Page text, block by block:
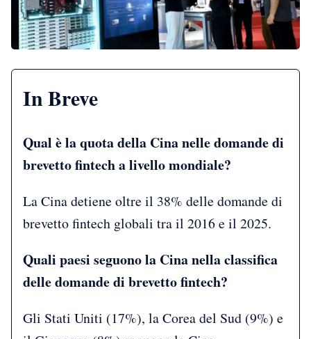
In Breve
Qual è la quota della Cina nelle domande di
brevetto fintech a livello mondiale?
La Cina detiene oltre il 38% delle domande di
brevetto fintech globali tra il 2016 e il 2025.
Quali paesi seguono la Cina nella classifica
delle domande di brevetto fintech?
Gli Stati Uniti (17%), la Corea del Sud (9%) e